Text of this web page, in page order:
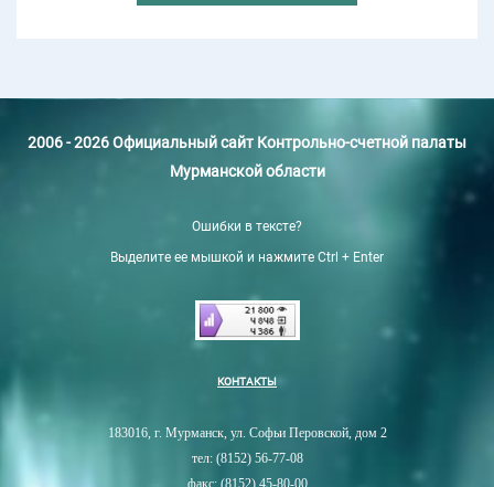
2006 - 2026 Официальный сайт Контрольно-счетной палаты
Мурманской области
Ошибки в тексте?
Выделите ее мышкой и нажмите Ctrl + Enter
КОНТАКТЫ
183016, г. Мурманск, ул. Софьи Перовской, дом 2
тел: (8152) 56-77-08